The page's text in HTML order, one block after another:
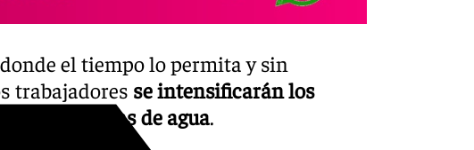
el tiempo lo permita y sin
trabajadores se intensificarán los
y bolsas de agua.